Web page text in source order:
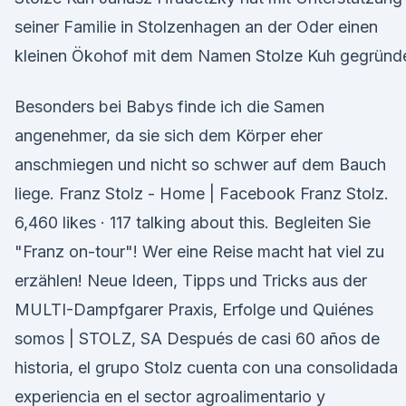
seiner Familie in Stolzenhagen an der Oder einen
kleinen Ökohof mit dem Namen Stolze Kuh
Besonders bei Babys finde ich die Samen
angenehmer, da sie sich dem Körper eher
anschmiegen und nicht so schwer auf dem Bauch
liege. Franz Stolz - Home | Facebook Franz Stolz.
6,460 likes · 117 talking about this. Begleiten Sie
"Franz on-tour"! Wer eine Reise macht hat viel zu
erzählen! Neue Ideen, Tipps und Tricks aus der
MULTI-Dampfgarer Praxis, Erfolge und Quiénes
somos | STOLZ, SA Después de casi 60 años de
historia, el grupo Stolz cuenta con una consolidada
experiencia en el sector agroalimentario y